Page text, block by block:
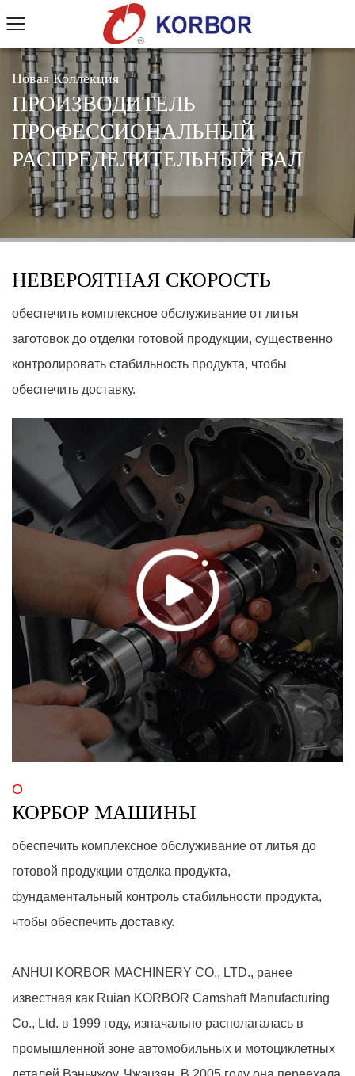
Новая Коллекция
ПРОИЗВОДИТЕЛЬ
ПРОФЕССИОНАЛЬНЫЙ
РАСПРЕДЕЛИТЕЛЬНЫЙ ВАЛ
НЕВЕРОЯТНАЯ СКОРОСТЬ
обеспечить комплексное обслуживание от литья
заготовок до отделки готовой продукции, существенно
контролировать стабильность продукта, чтобы
обеспечить доставку.
О
КОРБОР МАШИНЫ
обеспечить комплексное обслуживание от литья до
готовой продукции отделка продукта,
фундаментальный контроль стабильности продукта,
чтобы обеспечить доставку.
ANHUI KORBOR MACHINERY CO., LTD., ранее
известная как Ruian KORBOR Camshaft Manufacturing
Co., Ltd. в 1999 году, изначально располагалась в
промышленной зоне автомобильных и мотоциклетных